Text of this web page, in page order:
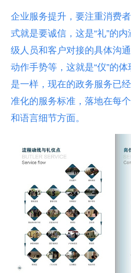
企业服务提升，要注重消费
式就是要诚信，这是“礼”的
级人员和客户对接的具体沟
动作手势等，这就是“仪”的
是一样，现在的政务服务已
准化的服务标准，落地在每
和语言细节方面。